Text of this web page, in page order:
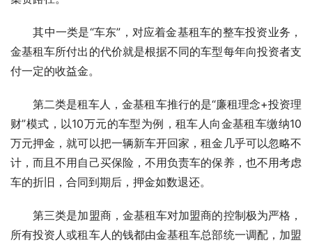
其中一类是“车东”，对应着金基租车的整车投资业务，
金基租车所付出的代价就是根据不同的车型每年向投资者支
付一定的收益金。
第二类是租车人，金基租车推行的是“廉租理念+投资理
财”模式，以10万元的车型为例，租车人向金基租车缴纳10
万元押金，就可以把一辆新车开回家，租金几乎可以忽略不
计，而且不用自己买保险，不用负责车的保养，也不用考虑
车的折旧，合同到期后，押金如数退还。
第三类是加盟商，金基租车对加盟商的控制极为严格，
所有投资人或租车人的钱都由金基租车总部统一调配，加盟